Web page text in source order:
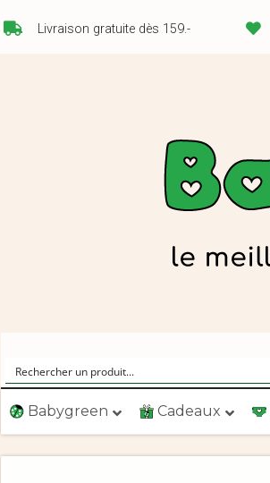
Livraison gratuite dès 159.-
Babygreen Cadeaux